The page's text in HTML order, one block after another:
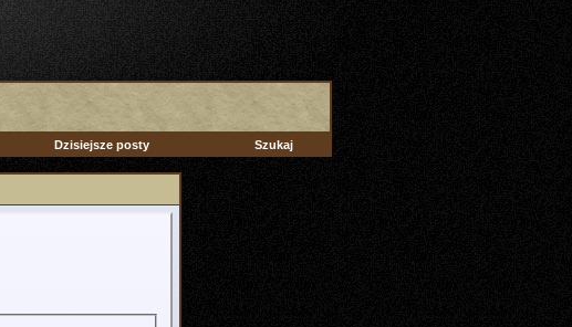
Dzisiejsze posty Szukaj